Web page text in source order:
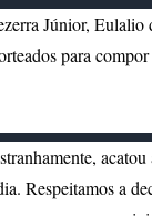
Júnior, Eulalio
para
acatou
Respeitamos a